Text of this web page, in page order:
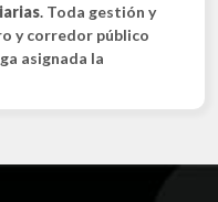
. Toda gestión y
y corredor público
asignada la